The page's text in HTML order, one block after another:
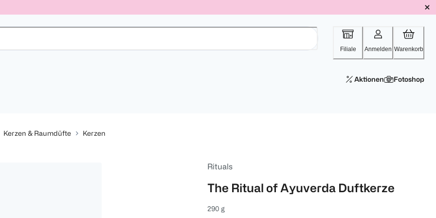
Filiale Anmelden Warenkorb
Aktionen Fotoshop
Kerzen & Raumdüfte Kerzen
Rituals
The Ritual of Ayuverda Duftkerze
290 g